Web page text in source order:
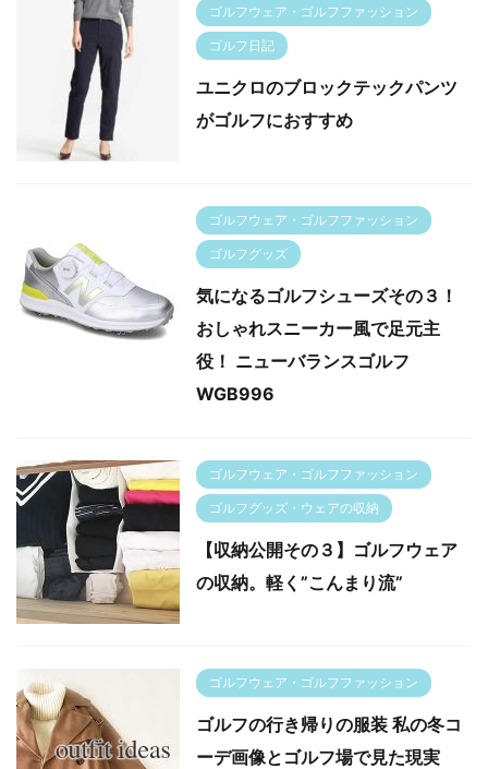
ゴルフウェア・ゴルフファッション
ゴルフ日記
ユニクロのブロックテックパンツ
がゴルフにおすすめ
ゴルフウェア・ゴルフファッション
ゴルフグッズ
気になるゴルフシューズその３！
おしゃれスニーカー風で足元主
役！ ニューバランスゴルフ
WGB996
ゴルフウェア・ゴルフファッション
ゴルフグッズ・ウェアの収納
【収納公開その３】ゴルフウェア
の収納。軽く”こんまり流”
ゴルフウェア・ゴルフファッション
ゴルフの行き帰りの服装 私の冬コ
ーデ画像とゴルフ場で見た現実